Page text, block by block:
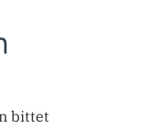
bittet